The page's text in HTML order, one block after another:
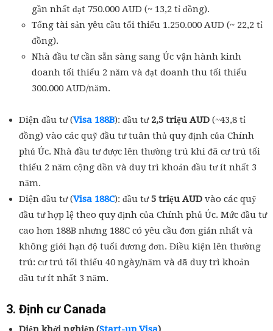
gần nhất đạt 750.000 AUD (~ 13,2 tỉ đồng).
Tổng tài sản yêu cầu tối thiểu 1.250.000 AUD (~ 22,2 tỉ
đồng).
Nhà đầu tư cần sẵn sàng sang Úc vận hành kinh
doanh tối thiểu 2 năm và đạt doanh thu tối thiểu
300.000 AUD/năm.
Diện đầu tư (Visa 188B): đầu tư 2,5 triệu AUD (~43,8 tỉ
đồng) vào các quỹ đầu tư tuân thủ quy định của Chính
phủ Úc. Nhà đầu tư được lên thường trú khi đã cư trú tối
thiểu 2 năm cộng dồn và duy trì khoản đầu tư ít nhất 3
năm.
Diện đầu tư (Visa 188C): đầu tư5 triệu AUD vào các quỹ
đầu tư hợp lệ theo quy định của Chính phủ Úc. Mức đầu tư
cao hơn 188B nhưng 188C có yêu cầu đơn giản nhất và
không giới hạn độ tuổi đương đơn. Điều kiện lên thường
trú: cư trú tối thiểu 40 ngày/năm và đã duy trì khoản
đầu tư ít nhất 3 năm.
3. Định cư Canada